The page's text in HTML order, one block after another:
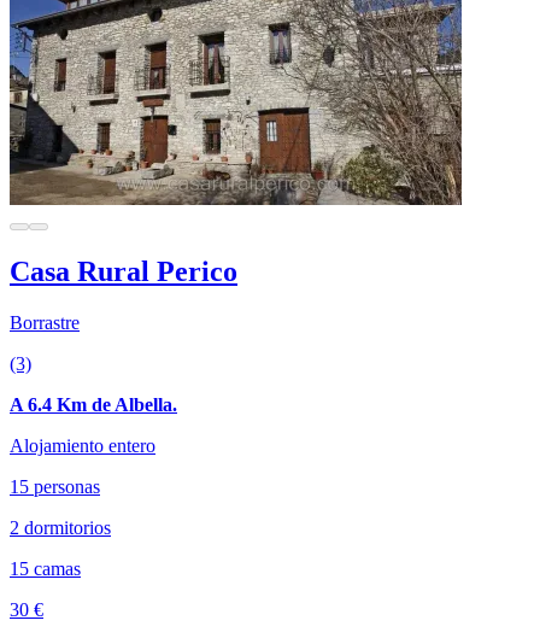
Casa Rural Perico
Borrastre
(3)
A 6.4 Km de Albella.
Alojamiento entero
15 personas
2 dormitorios
15 camas
30 €